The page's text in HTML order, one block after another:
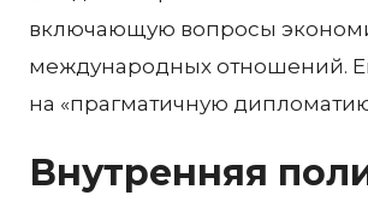
включающую вопросы
международных отношений.
на «прагматичную
Внутренняя